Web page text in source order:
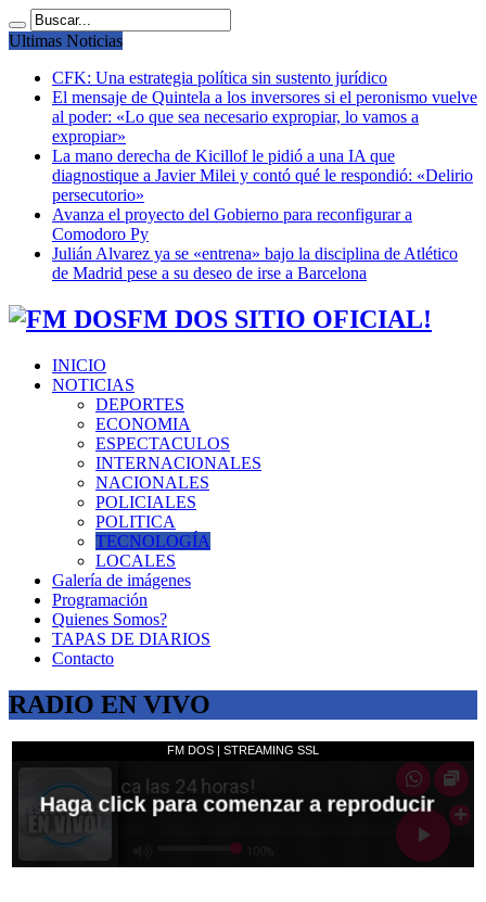
Ultimas Noticias
CFK: Una estrategia política sin sustento jurídico
El mensaje de Quintela a los inversores si el peronismo vuelve
al poder: «Lo que sea necesario expropiar, lo vamos a
expropiar»
La mano derecha de Kicillof le pidió a una IA que
diagnostique a Javier Milei y contó qué le respondió: «Delirio
persecutorio»
Avanza el proyecto del Gobierno para reconfigurar a
Comodoro Py
Julián Alvarez ya se «entrena» bajo la disciplina de Atlético
de Madrid pese a su deseo de irse a Barcelona
FM DOS SITIO OFICIAL!
INICIO
NOTICIAS
DEPORTES
ECONOMIA
ESPECTACULOS
INTERNACIONALES
NACIONALES
POLICIALES
POLITICA
TECNOLOGÍA
LOCALES
Galería de imágenes
Programación
Quienes Somos?
TAPAS DE DIARIOS
Contacto
RADIO EN VIVO